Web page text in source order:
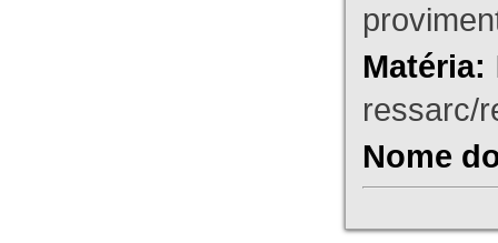
Matéria:
ressarc/
Nome